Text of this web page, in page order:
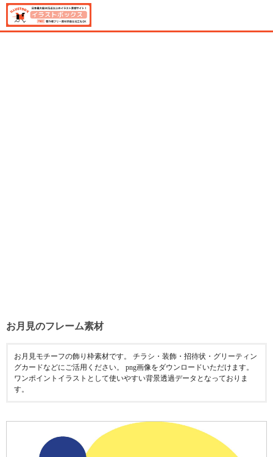
お月見のフレーム素材
お月見モチーフの飾り枠素材です。 チラシ・装飾・招待状・グリーティン
グカードなどにご活用ください。 png画像をダウンロードいただけます。
ワンポイントイラストとして使いやすい背景透過データとなっておりま
す。